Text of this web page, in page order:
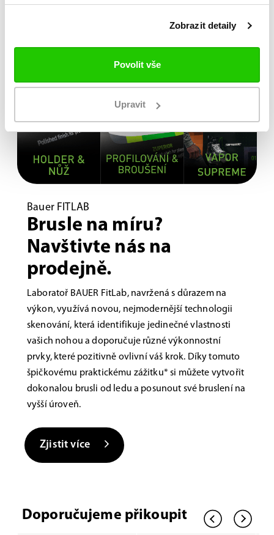
Zobrazit detaily
Povolit vše
Upravit
Bauer FITLAB
Brusle na míru?
Navštivte nás na
prodejně.
Laboratoř BAUER FitLab, navržená s důrazem na
výkon, využívá novou, nejmodernější technologii
skenování, která identifikuje jedinečné vlastnosti
vašich nohou a doporučuje různé výkonnostní
prvky, které pozitivně ovlivní váš krok. Díky tomuto
špičkovému praktickému zážitku* si můžete vytvořit
dokonalou brusli od ledu a posunout své bruslení na
vyšší úroveň.
Zjistit více
Doporučujeme přikoupit